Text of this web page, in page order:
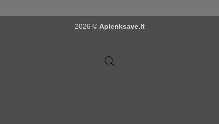
2026 © Aplenksave.lt